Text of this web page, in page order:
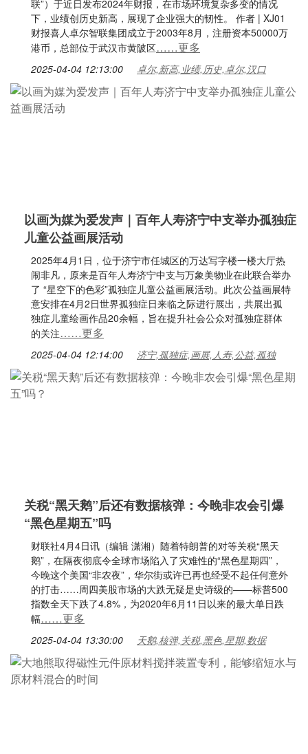
联”）于近日发布2024年财报，在市场环境复杂多变的情况
下，业绩创历史新高，展现了企业强大的韧性。 作者 | XJ01
财报喜人卓尔智联集团成立于2003年8月，注册资本50000万
港币，总部位于武汉市黄陂区……更多
2025-04-04 12:13:00 卓尔,新高,业绩,历史,卓尔,汉口
以画为媒为爱发声｜百年人寿济宁中支举办孤独症
儿童公益画展活动
2025年4月1日，位于济宁市任城区的万达写字楼一楼大厅热
闹非凡，原来是百年人寿济宁中支与万象美物业在此联合举办
了 “星空下的色彩”孤独症儿童公益画展活动。此次公益画展特
意安排在4月2日世界孤独症日来临之际进行展出，共展出孤
独症儿童绘画作品20余幅，旨在提升社会公众对孤独症群体
的关注……更多
2025-04-04 12:14:00 济宁,孤独症,画展,人寿,公益,孤独
关税“黑天鹅”后还有数据核弹：今晚非农会引爆
“黑色星期五”吗
财联社4月4日讯（编辑 潇湘）随着特朗普的对等关税“黑天
鹅”，在隔夜彻底令全球市场陷入了灾难性的“黑色星期四”，
今晚这个美国“非农夜”，华尔街或许已再也经受不起任何意外
的打击……周四美股市场的大跌无疑是史诗级的——标普500
指数全天下跌了4.8%，为2020年6月11日以来的最大单日跌
幅……更多
2025-04-04 13:30:00 天鹅,核弹,关税,黑色,星期,数据